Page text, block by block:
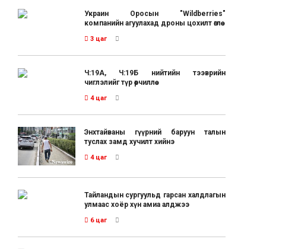
Украин Оросын "Wildberries"
компанийн агуулахад дроны цохилт өглөө
3 цаг
Ч:19А, Ч:19Б нийтийн тээврийн
чиглэлийг түр өөрчиллөө
4 цаг
Энхтайваны гүүрний баруун талын
туслах замд хучилт хийнэ
4 цаг
Тайландын сургуульд гарсан халдлагын
улмаас хоёр хүн амиа алджээ
6 цаг